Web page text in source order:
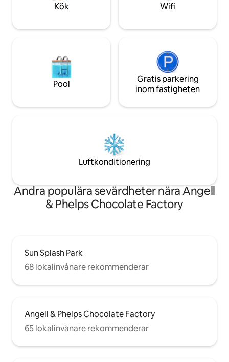
Kök Wifi
Pool
Gratis parkering
inom fastigheten
Luftkonditionering
Andra populära sevärdheter nära Angell
& Phelps Chocolate Factory
Sun Splash Park
68 lokalinvånare rekommenderar
Angell & Phelps Chocolate Factory
65 lokalinvånare rekommenderar